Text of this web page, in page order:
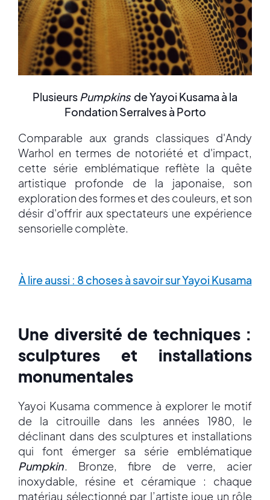
PlusieursPumpkins de Yayoi Kusama à la
Fondation Serralves à Porto
Comparable aux grands classiques d'Andy
Warhol en termes de notoriété et d'impact,
cette série emblématique reflète la quête
artistique profonde de la japonaise, son
exploration des formes et des couleurs, et son
désir d'offrir aux spectateurs une expérience
sensorielle complète.
À lire aussi : 8 choses à savoir sur Yayoi Kusama
Une diversité de techniques :
sculptures et installations
monumentales
Yayoi Kusama commence à explorer le motif
de la citrouille dans les années 1980, le
déclinant dans des sculptures et installations
qui font émerger sa série emblématique
Pumpkin. Bronze, fibre de verre, acier
inoxydable, résine et céramique : chaque
matériau sélectionné par l’artiste joue un rôle